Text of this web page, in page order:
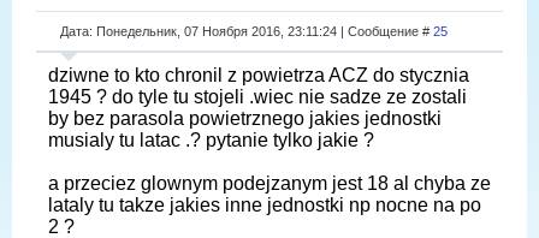
Дата: Понедельник, 07 Ноября 2016, 23:11:24 | Сообщение # 25
dziwne to kto chronil z powietrza ACZ do stycznia
1945 ? do tyle tu stojeli .wiec nie sadze ze zostali
by bez parasola powietrznego jakies jednostki
musialy tu latac .? pytanie tylko jakie ?
a przeciez glownym podejzanym jest 18 al chyba ze
lataly tu takze jakies inne jednostki np nocne na po
2 ?